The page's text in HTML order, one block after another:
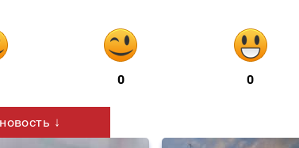
0 0
↓